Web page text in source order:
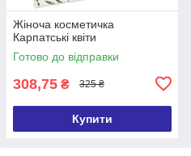
Жіноча косметичка
Карпатські квіти
Готово до відправки
308,75 ₴ 325 ₴
Купити